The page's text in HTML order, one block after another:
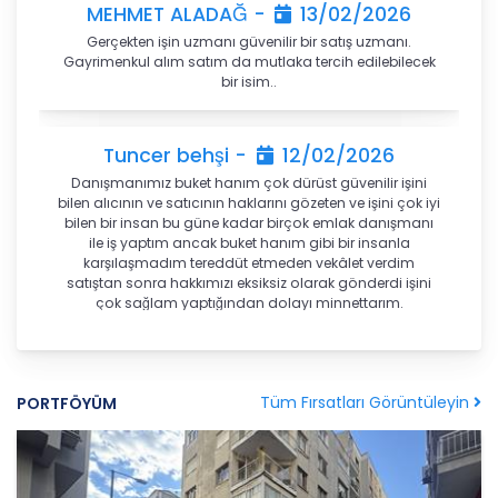
5. İlgili Mevzuatta Öngörülen veya İşlendikleri
Amaç İçin Gerekli Olan Süre Kadar Muhafaza
Etme
CB Gayrimenkul Franchising Pazarlama ve
Danışmanlık Hizmetleri A.Ş. Türk Ceza Kanunu’nun
138. maddesine ve KVK Kanunu’nun 4. ve 7.
maddelerine uygun olarak; işledikleri kişisel verileri,
yalnızca ilgili mevzuat ve kanunlarda öngörülen
veya kişisel veri işleme amacının gerektirdiği süre
kadar muhafaza edecektir. CB Gayrimenkul
Franchising Pazarlama ve Danışmanlık Hizmetleri
A.Ş. öncelikle ilgili mevzuatta kişisel verilerin
saklanması için bir süre öngörülüp
belirlenmişse bu süreye uygun davranacak, bir
amaç için gerekli olan süre kadar muhafaza
gerektiren sebeplerin ortadan kalkması halinde
kişisel veriler CB CB Gayrimenkul Franchising
Pazarlama ve Danışmanlık Hizmetleri A.Ş.
MEHMET ALADAĞ - 13/02/2026
Gerçekten işin uzmanı güvenilir bir satış uzmanı.
Gayrimenkul alım satım da mutlaka tercih edilebilecek
bir isim..
Tuncer behşi - 12/02/2026
Danışmanımız buket hanım çok dürüst güvenilir işini
bilen alıcının ve satıcının haklarını gözeten ve işini çok iyi
bilen bir insan bu güne kadar birçok emlak danışmanı
ile iş yaptım ancak buket hanım gibi bir insanla
karşılaşmadım tereddüt etmeden vekâlet verdim
satıştan sonra hakkımızı eksiksiz olarak gönderdi işini
çok sağlam yaptığından dolayı minnettarım.
Buket kayar hanfedi sizinle çalıştığım için çok memnun
geldiği kadar yardımcı olmaya çalıştınız. Yine emlak
işim olsa mutlaka tercihim sizsiniz
PORTFÖYÜM Tüm Fırsatları Görüntüleyin